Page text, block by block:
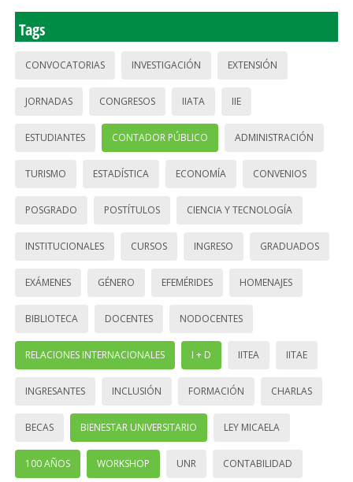
Tags
CONVOCATORIAS INVESTIGACIÓN EXTENSIÓN
JORNADAS CONGRESOS IIATA IIE
ESTUDIANTES CONTADOR PÚBLICO ADMINISTRACIÓN
TURISMO ESTADÍSTICA ECONOMÍA CONVENIOS
POSGRADO POSTÍTULOS CIENCIA Y TECNOLOGÍA
INSTITUCIONALES CURSOS INGRESO GRADUADOS
EXÁMENES GÉNERO EFEMÉRIDES HOMENAJES
BIBLIOTECA DOCENTES NODOCENTES
RELACIONES INTERNACIONALES I + D IITEA IITAE
INGRESANTES INCLUSIÓN FORMACIÓN CHARLAS
BECAS BIENESTAR UNIVERSITARIO LEY MICAELA
100 AÑOS WORKSHOP UNR CONTABILIDAD